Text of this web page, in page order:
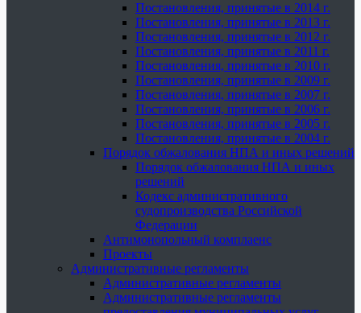
Постановления, принятые в 2014 г.
Постановления, принятые в 2013 г.
Постановления, принятые в 2012 г.
Постановления, принятые в 2011 г.
Постановления, принятые в 2010 г.
Постановления, принятые в 2009 г.
Постановления, принятые в 2007 г.
Постановления, принятые в 2006 г.
Постановления, принятые в 2005 г.
Постановления, принятые в 2004 г.
Порядок обжалования НПА и иных решений
Порядок обжалования НПА и иных
решений
Кодекс административного
судопроизводства Российской
Федерации
Антимонопольный комплаенс
Проекты
Административные регламенты
Административные регламенты
Административные регламенты